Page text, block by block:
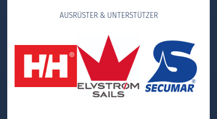
AUSRÜSTER & UNTERSTÜTZER